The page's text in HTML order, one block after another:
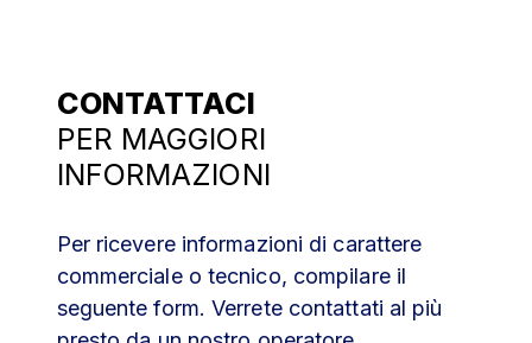
CONTATTACI
PER MAGGIORI
INFORMAZIONI
Per ricevere informazioni di carattere
commerciale o tecnico, compilare il
seguente form. Verrete contattati al più